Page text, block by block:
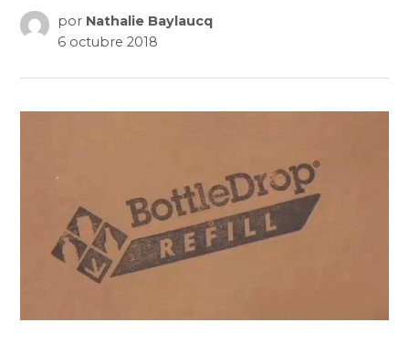
por Nathalie Baylaucq
6 octubre 2018